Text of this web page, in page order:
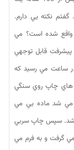
گفتم نكته يي دارم.
شده است؟ مي
قابل توجهي
سنگي به زحمت به 100 برگ در ساعت مي رسيد كه
هاي چاپ روي سنگي
شد ماده يي مي
شد. سپس چاپ سربي
مي گرفت و به فرم مي